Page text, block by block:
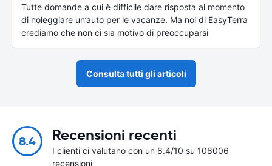
Tutte domande a cui è difficile dare risposta al momento
di noleggiare un’auto per le vacanze. Ma noi di EasyTerra
crediamo che non ci sia motivo di preoccuparsi
Consulta tutti gli articoli
8.4 Recensioni recenti
I clienti ci valutano con un 8.4/10 su 108006
recensioni